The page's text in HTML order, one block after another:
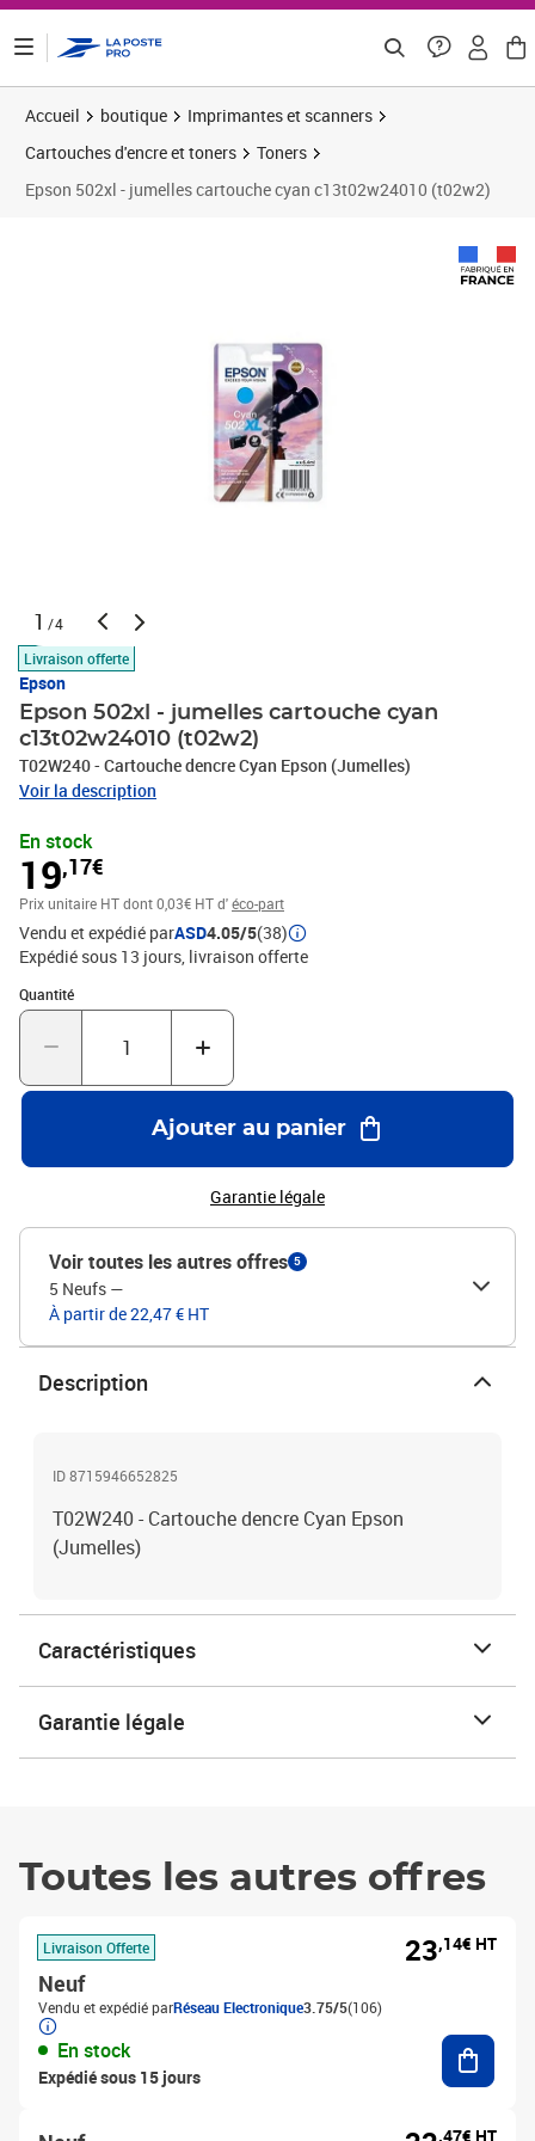
Accueil boutique
Imprimantes et scanners
Cartouches d'encre et toners
Toners
Epson 502xl - jumelles cartouche cyan c13t02w24010 (t02w2)
1 /4
Livraison offerte
Epson
Epson 502xl - jumelles cartouche cyan
c13t02w24010 (t02w2)
T02W240 - Cartouche dencre Cyan Epson (Jumelles)
Voir la description
En stock
19,17€
Prix unitaire HTdont 0,03€ HT d'éco-part
Vendu et expédié parASD4.05/5(38)
Expédié sous 13 jours livraison offerte
Quantité
Quantité : 1
Ajouter au panier
Garantie légale
Voir toutes les autres offres 5
5 Neufs —
À partir de 22,47 € HT
Description
ID 8715946652825
T02W240 - Cartouche dencre Cyan Epson
(Jumelles)
Caractéristiques
Garantie légale
Toutes les autres offres
Livraison Offerte
Neuf
Vendu et expédié parRéseau Electronique3.75/5(106)
En stock
Expédié sous 15 jours
23,14€ HT
,47€ HT